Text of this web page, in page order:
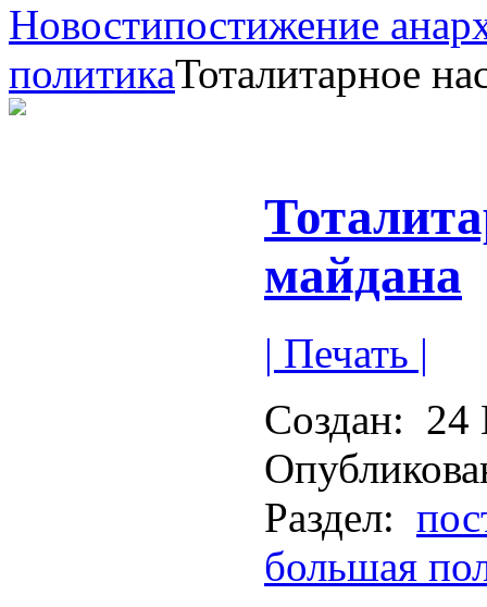
Новостипостижение
политикаТоталитарное
майдана
| Печать |
Создан: 24
Раздел:
большая